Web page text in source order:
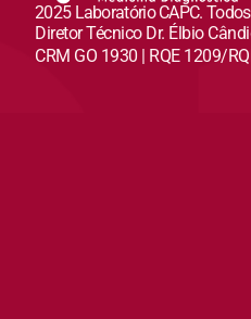
2025 Laboratório CAPC.
Diretor Técnico Dr. Élbio
CRM GO 1930 | RQE 1209/